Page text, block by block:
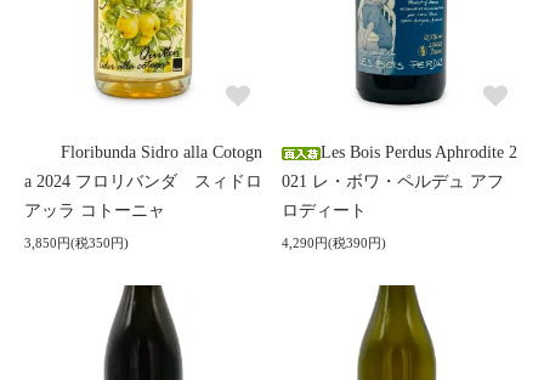
Floribunda Sidro alla Cotogn
a 2024 フロリバンダ スィドロ
アッラ コトーニャ
3,850円(税350円)
Les Bois Perdus Aphrodite 2
021 レ・ボワ・ペルデュ アフ
ロディート
4,290円(税390円)